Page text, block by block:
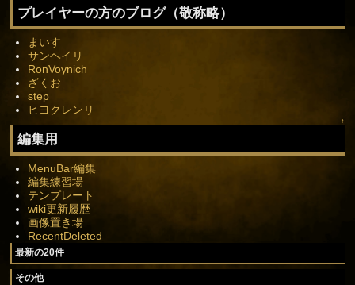
プレイヤーの方のブログ（敬称略）
まいす
サンヘイリ
RonVoynich
ざくお
step
ヒヨクレンリ
↑
編集用
MenuBar編集
編集練習場
テンプレート
wiki更新履歴
画像置き場
RecentDeleted
最新の20件
その他